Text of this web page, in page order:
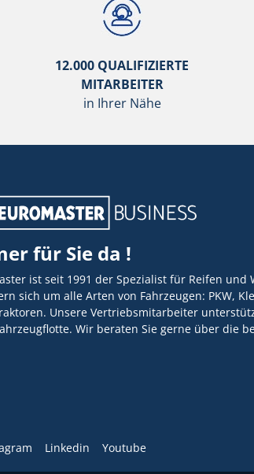
12.000 QUALIFIZIERTE
MITARBEITER
in Ihrer Nähe
für Sie da !
ist seit 1991 der Spezialist für Reifen und
sich um alle Arten von Fahrzeugen: PKW,
Unsere Vertriebsmitarbeiter
Wir beraten Sie gerne über die
Linkedin Youtube